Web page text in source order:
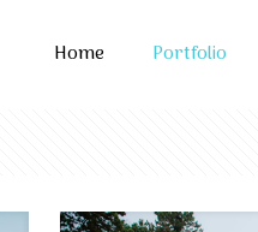
Home Portfolio